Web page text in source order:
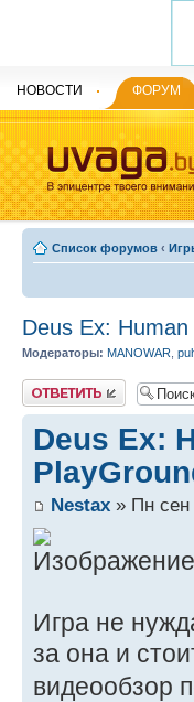
НОВОСТИ ФОРУМ
Список форумов ‹
Deus Ex:
Модераторы: MANOWAR
Ответить
Deus Ex:
Nestax » Пн сен
Игра не
за она и
видеообзор